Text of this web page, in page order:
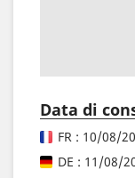
Data di
FR : 10/08/
DE : 11/08/